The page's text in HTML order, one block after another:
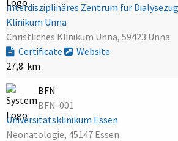
Interdisziplinäres Zentrum für
Klinikum Unna
Christliches Klinikum Unna, 59423 Unna
Certificate
Website
27,8 km
BFN
BFN-001
Universitätsklinikum Essen
Neonatologie, 45147 Essen